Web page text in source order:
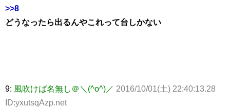
>>8
どうなったら出るんやこれって台しかない
9: 風吹けば名無し＠＼(^o^)／ 2016/10/01(土) 22:40:13.28
ID:yxutsqAzp.net